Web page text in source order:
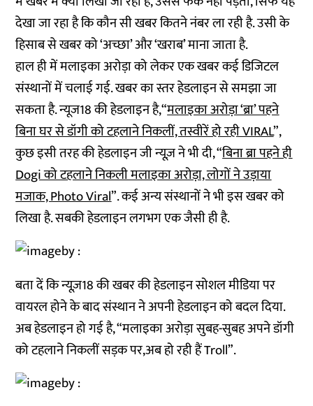
देखा जा रहा है कि कौन सी खबर कितने नंबर ला रही है. उसी के
हिसाब से खबर को ‘अच्छा’ और ‘खराब’ माना जाता है.
हाल ही में मलाइका अरोड़ा को लेकर एक खबर कई डिजिटल
संस्थानों में चलाई गई. खबर का स्तर हेडलाइन से समझा जा
सकता है. न्यूज18 की हेडलाइन है,“मलाइका अरोड़ा ‘ब्रा’ पहने
बिना घर से डॉगी को टहलाने निकलीं, तस्वीरें हो रही VIRAL”,
कुछ इसी तरह की हेडलाइन जी न्यूज़ ने भी दी, “बिना ब्रा पहने ही
Dogi को टहलाने निकली मलाइका अरोड़ा, लोगों ने उड़ाया
मजाक, Photo Viral”. कई अन्य संस्थानों ने भी इस खबर को
लिखा है. सबकी हेडलाइन लगभग एक जैसी ही है.
बता दें कि न्यूज़18 की खबर की हेडलाइन सोशल मीडिया पर
वायरल होने के बाद संस्थान ने अपनी हेडलाइन को बदल दिया.
अब हेडलाइन हो गई है, “मलाइका अरोड़ा सुबह-सुबह अपने डॉगी
को टहलाने निकलीं सड़क पर,अब हो रही हैं Troll”.